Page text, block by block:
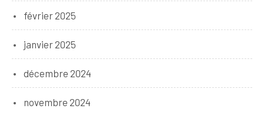
février 2025
janvier 2025
décembre 2024
novembre 2024